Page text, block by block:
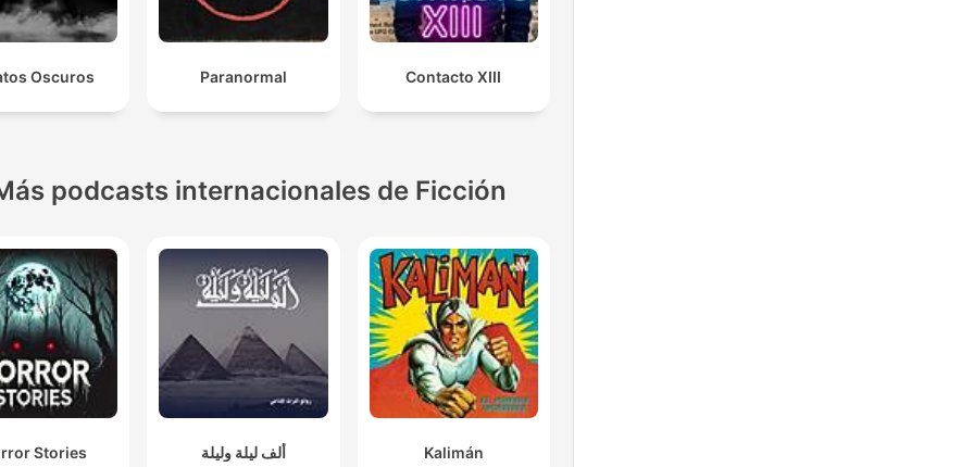
Oscuros Paranormal Contacto XIII
podcasts internacionales de Ficción
Stories ألف ليلة وليلة Kalimán